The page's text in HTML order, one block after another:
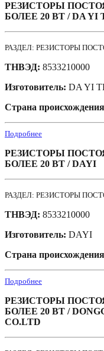
РЕЗИСТОРЫ
БОЛЕЕ 20 ВТ / DA YI
РАЗДЕЛ: РЕЗИСТОРЫ
ТНВЭД: 8533210000
Изготовитель: DA YI
Страна
Подробнее
РЕЗИСТОРЫ
БОЛЕЕ 20 ВТ / DAYI
РАЗДЕЛ: РЕЗИСТОРЫ
ТНВЭД: 8533210000
Изготовитель: DAYI
Страна
Подробнее
РЕЗИСТОРЫ
БОЛЕЕ 20 ВТ /
CO.LTD